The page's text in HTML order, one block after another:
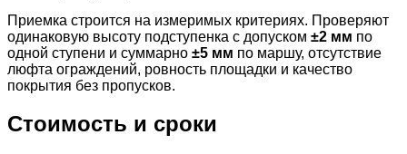
Приемка строится на измеримых критериях. Проверяют
одинаковую высоту подступенка с допуском ±2 мм по
одной ступени и суммарно ±5 мм по маршу, отсутствие
люфта ограждений, ровность площадки и качество
покрытия без пропусков.
Стоимость и сроки